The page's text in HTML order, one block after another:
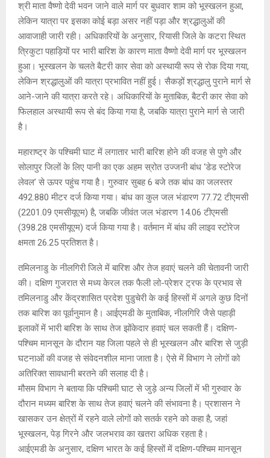
श्री माता वैष्णो देवी भवन जाने वाले मार्ग पर बुधवार शाम को भूस्खलन हुआ,
लेकिन यात्रा पर इसका कोई बड़ा असर नहीं पड़ा और श्रद्धालुओं की
आवाजाही जारी रही। अधिकारियों के अनुसार, रियासी जिले के कटरा स्थित
त्रिकुटा पहाड़ियों पर भारी बारिश के कारण माता वैष्णो देवी मार्ग पर भूस्खलन
हुआ। भूस्खलन के चलते बैटरी कार सेवा को अस्थायी रूप से रोक दिया गया,
लेकिन श्रद्धालुओं की यात्रा प्रभावित नहीं हुई। सैकड़ों श्रद्धालु पुराने मार्ग से
आने-जाने की यात्रा करते रहे। अधिकारियों के मुताबिक, बैटरी कार सेवा को
फिलहाल अस्थायी रूप से बंद किया गया है, जबकि यात्रा पुराने मार्ग से जारी
है।
महाराष्ट्र के पश्चिमी घाट में लगातार भारी बारिश होने की वजह से पुणे और
सोलापुर जिलों के लिए पानी का एक अहम स्रोत उज्जनी बांध ‘डेड स्टोरेज
लेवल’ से ऊपर पहुंच गया है। गुरुवार सुबह 6 बजे तक बांध का जलस्तर
492.880 मीटर दर्ज किया गया। बांध का कुल जल भंडारण 77.72 टीएमसी
(2201.09 एमसीयूएम) है, जबकि जीवंत जल भंडारण 14.06 टीएमसी
(398.28 एमसीयूएम) दर्ज किया गया है। वर्तमान में बांध की लाइव स्टोरेज
क्षमता 26.25 प्रतिशत है।
तमिलनाडु के नीलगिरी जिले में बारिश और तेज हवाएं चलने की चेतावनी जारी
की। दक्षिण गुजरात से मध्य केरल तक फैली लो-प्रेशर ट्रफ के प्रभाव से
तमिलनाडु और केंद्रशासित प्रदेश पुडुचेरी के कई हिस्सों में अगले कुछ दिनों
तक बारिश का पूर्वानुमान है। आईएमडी के मुताबिक, नीलगिरि जैसे पहाड़ी
इलाकों में भारी बारिश के साथ तेज झोंकेदार हवाएं चल सकती हैं। दक्षिण-
पश्चिम मानसून के दौरान यह जिला पहले से ही भूस्खलन और बारिश से जुड़ी
घटनाओं की वजह से संवेदनशील माना जाता है। ऐसे में विभाग ने लोगों को
अतिरिक्त सावधानी बरतने की सलाह दी है।
मौसम विभाग ने बताया कि पश्चिमी घाट से जुड़े अन्य जिलों में भी गुरुवार के
दौरान मध्यम बारिश के साथ तेज हवाएं चलने की संभावना है। प्रशासन ने
खासकर उन क्षेत्रों में रहने वाले लोगों को सतर्क रहने को कहा है, जहां
भूस्खलन, पेड़ गिरने और जलभराव का खतरा अधिक रहता है।
आईएमडी के अनुसार, दक्षिण भारत के कई हिस्सों में दक्षिण-पश्चिम मानसून